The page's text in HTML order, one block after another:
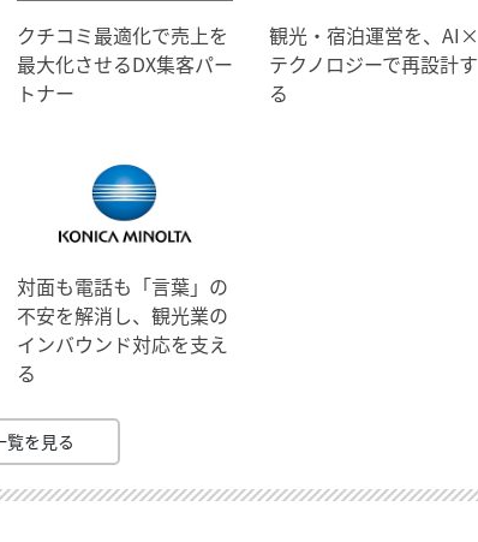
クチコミ最適化で売上を
最大化させるDX集客パー
トナー
観光・宿泊運営を、AI×
テクノロジーで再設計す
る
対面も電話も「言葉」の
不安を解消し、観光業の
インバウンド対応を支え
る
覧を見る